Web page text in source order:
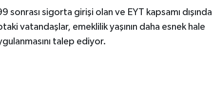
sigorta girişi olan ve EYT kapsamı dışında
vatandaşlar, emeklilik yaşının daha esnek hale
talep ediyor.